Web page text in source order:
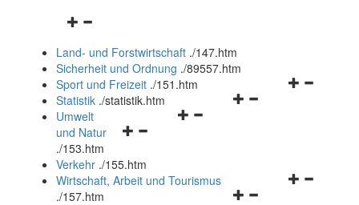
Navigationsmenü
und
schließen
Land- und Forstwirtschaft ./147.htm
Sicherheit und Ordnung ./89557.htm
Navigationsmenü
Sport und Freizeit ./151.htm
Navigationsmenü
Statistik ./statistik.htm
Navigationsmenü
und
schließen
Umwelt
und Natur
./153.htm
Verkehr ./155.htm
Navigationsmenü
Wirtschaft, Arbeit und Tourismus
./157.htm